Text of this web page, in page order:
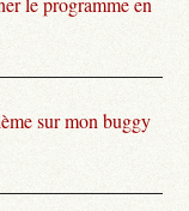
sur mon buggy